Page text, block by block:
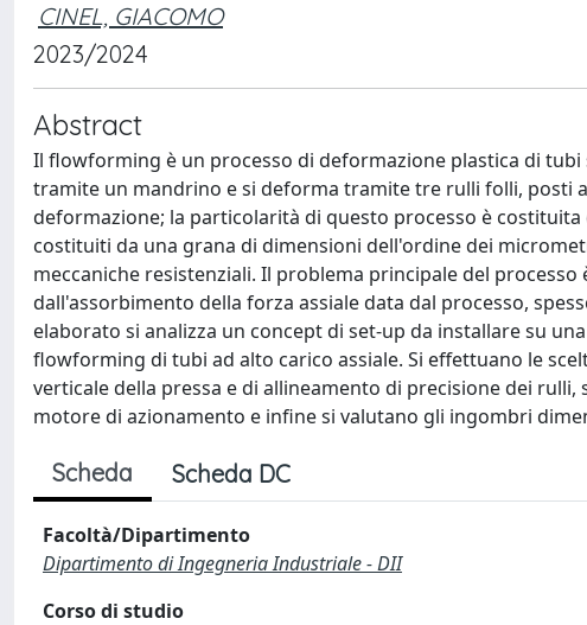
CINEL, GIACOMO
2023/2024
Abstract
Il flowforming è un processo di deformazione plastica di
tramite un mandrino e si deforma tramite tre rulli folli, posti
deformazione; la particolarità di questo processo è
costituiti da una grana di dimensioni dell'ordine dei
meccaniche resistenziali. Il problema principale del
dall'assorbimento della forza assiale data dal processo,
elaborato si analizza un concept di set-up da installare su
flowforming di tubi ad alto carico assiale. Si effettuano le
verticale della pressa e di allineamento di precisione dei
motore di azionamento e infine si valutano gli ingombri
Scheda Scheda DC
Facoltà/Dipartimento
Dipartimento di Ingegneria Industriale - DII
Corso di studio